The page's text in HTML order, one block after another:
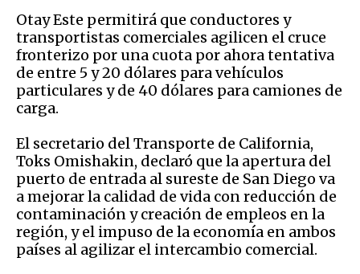
Otay Este permitirá que conductores y
transportistas comerciales agilicen el cruce
fronterizo por una cuota por ahora tentativa
de entre 5 y 20 dólares para vehículos
particulares y de 40 dólares para camiones de
carga.
El secretario del Transporte de California,
Toks Omishakin, declaró que la apertura del
puerto de entrada al sureste de San Diego va
a mejorar la calidad de vida con reducción de
contaminación y creación de empleos en la
región, y el impuso de la economía en ambos
países al agilizar el intercambio comercial.